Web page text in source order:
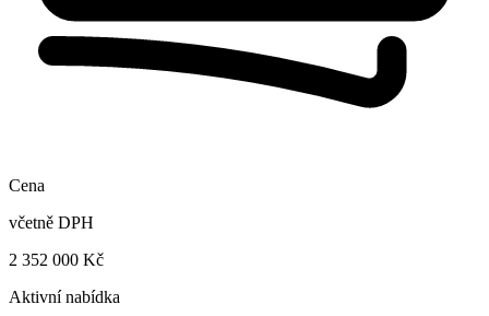
Cena
včetně DPH
2 352 000 Kč
Aktivní nabídka